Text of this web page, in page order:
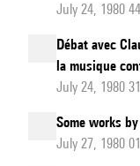
July 24, 1980
Débat avec
la musique
July 24, 1980
Some works
July 27, 1980